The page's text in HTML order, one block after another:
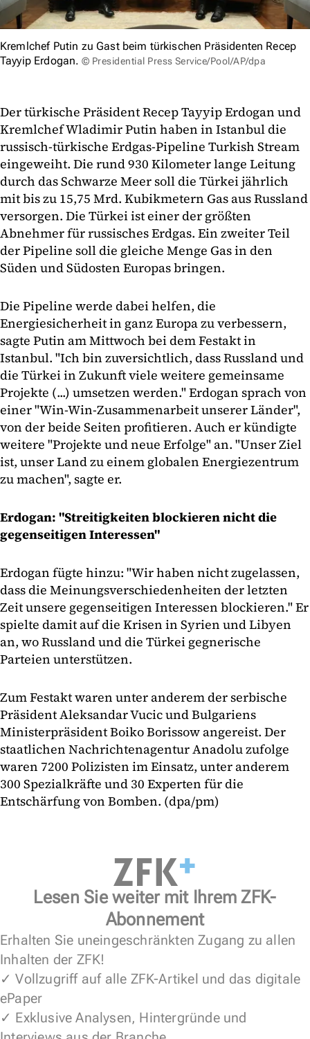
Kremlchef Putin zu Gast beim türkischen Präsidenten Recep
Tayyip Erdogan. © Presidential Press Service/Pool/AP/dpa
Der türkische Präsident Recep Tayyip Erdogan und
Kremlchef Wladimir Putin haben in Istanbul die
russisch-türkische Erdgas-Pipeline Turkish Stream
eingeweiht. Die rund 930 Kilometer lange Leitung
durch das Schwarze Meer soll die Türkei jährlich
mit bis zu 15,75 Mrd. Kubikmetern Gas aus Russland
versorgen. Die Türkei ist einer der größten
Abnehmer für russisches Erdgas. Ein zweiter Teil
der Pipeline soll die gleiche Menge Gas in den
Süden und Südosten Europas bringen.
Die Pipeline werde dabei helfen, die
Energiesicherheit in ganz Europa zu verbessern,
sagte Putin am Mittwoch bei dem Festakt in
Istanbul. "Ich bin zuversichtlich, dass Russland und
die Türkei in Zukunft viele weitere gemeinsame
Projekte (...) umsetzen werden." Erdogan sprach von
einer "Win-Win-Zusammenarbeit unserer Länder",
von der beide Seiten profitieren. Auch er kündigte
weitere "Projekte und neue Erfolge" an. "Unser Ziel
ist, unser Land zu einem globalen Energiezentrum
zu machen", sagte er.
Erdogan: "Streitigkeiten blockieren nicht die
gegenseitigen Interessen"
Erdogan fügte hinzu: "Wir haben nicht zugelassen,
dass die Meinungsverschiedenheiten der letzten
Zeit unsere gegenseitigen Interessen blockieren." Er
spielte damit auf die Krisen in Syrien und Libyen
an, wo Russland und die Türkei gegnerische
Parteien unterstützen.
Zum Festakt waren unter anderem der serbische
Präsident Aleksandar Vucic und Bulgariens
Ministerpräsident Boiko Borissow angereist. Der
staatlichen Nachrichtenagentur Anadolu zufolge
waren 7200 Polizisten im Einsatz, unter anderem
300 Spezialkräfte und 30 Experten für die
Entschärfung von Bomben. (dpa/pm)
Lesen Sie weiter mit Ihrem ZFK-
Abonnement
Erhalten Sie uneingeschränkten Zugang zu allen
Inhalten der ZFK!
✓ Vollzugriff auf alle ZFK-Artikel und das digitale
ePaper
✓ Exklusive Analysen, Hintergründe und